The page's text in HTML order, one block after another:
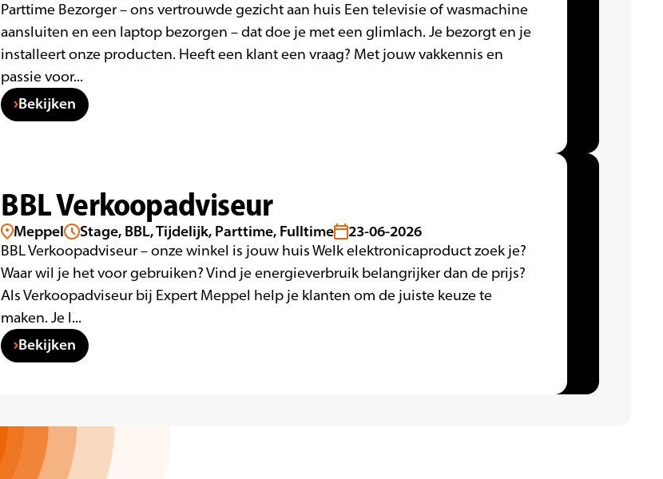
Parttime Bezorger – ons vertrouwde gezicht aan huis Een televisie of wasmachine
aansluiten en een laptop bezorgen – dat doe je met een glimlach. Je bezorgt en je
installeert onze producten. Heeft een klant een vraag? Met jouw vakkennis en
passie voor...
Bekijken
BBL Verkoopadviseur
Meppel Stage, BBL, Tijdelijk, Parttime, Fulltime 23-06-2026
BBL Verkoopadviseur – onze winkel is jouw huis Welk elektronicaproduct zoek je?
Waar wil je het voor gebruiken? Vind je energieverbruik belangrijker dan de prijs?
Als Verkoopadviseur bij Expert Meppel help je klanten om de juiste keuze te
maken. Je l...
Bekijken